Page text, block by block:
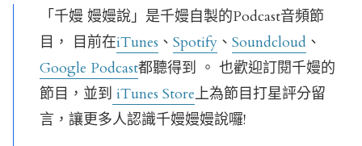
「千嫚 嫚嫚說」是千嫚自製的Podcast音頻節
目， 目前在iTunes 、 Spotify 、 Soundcloud 、
Google Podcast都聽得到 。 也歡迎訂閱千嫚的
節目，並到 iTunes Store上為節目打星評分留
言，讓更多人認識千嫚嫚嫚說囉!